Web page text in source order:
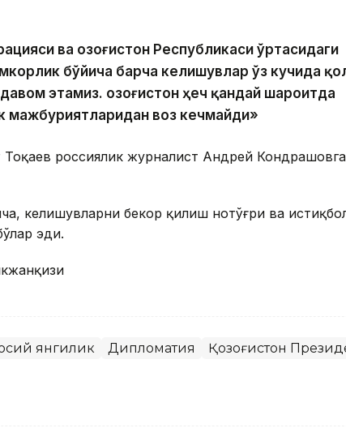
ва Қозоғистон Республикаси ўртасидаги
бўйича барча келишувлар ўз кучида
этамиз. Қозоғистон ҳеч қандай шароитда
мажбуриятларидан воз кечмайди»
россиялик журналист Андрей
келишувларни бекор қилиш нотўғри ва
эди.
янгилик Дипломатия Қозоғистон